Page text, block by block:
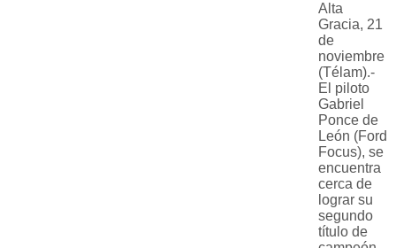
Alta
Gracia, 21
de
noviembre
(Télam).-
El piloto
Gabriel
Ponce de
León (Ford
Focus), se
encuentra
cerca de
lograr su
segundo
título de